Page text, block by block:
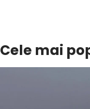
Cele mai